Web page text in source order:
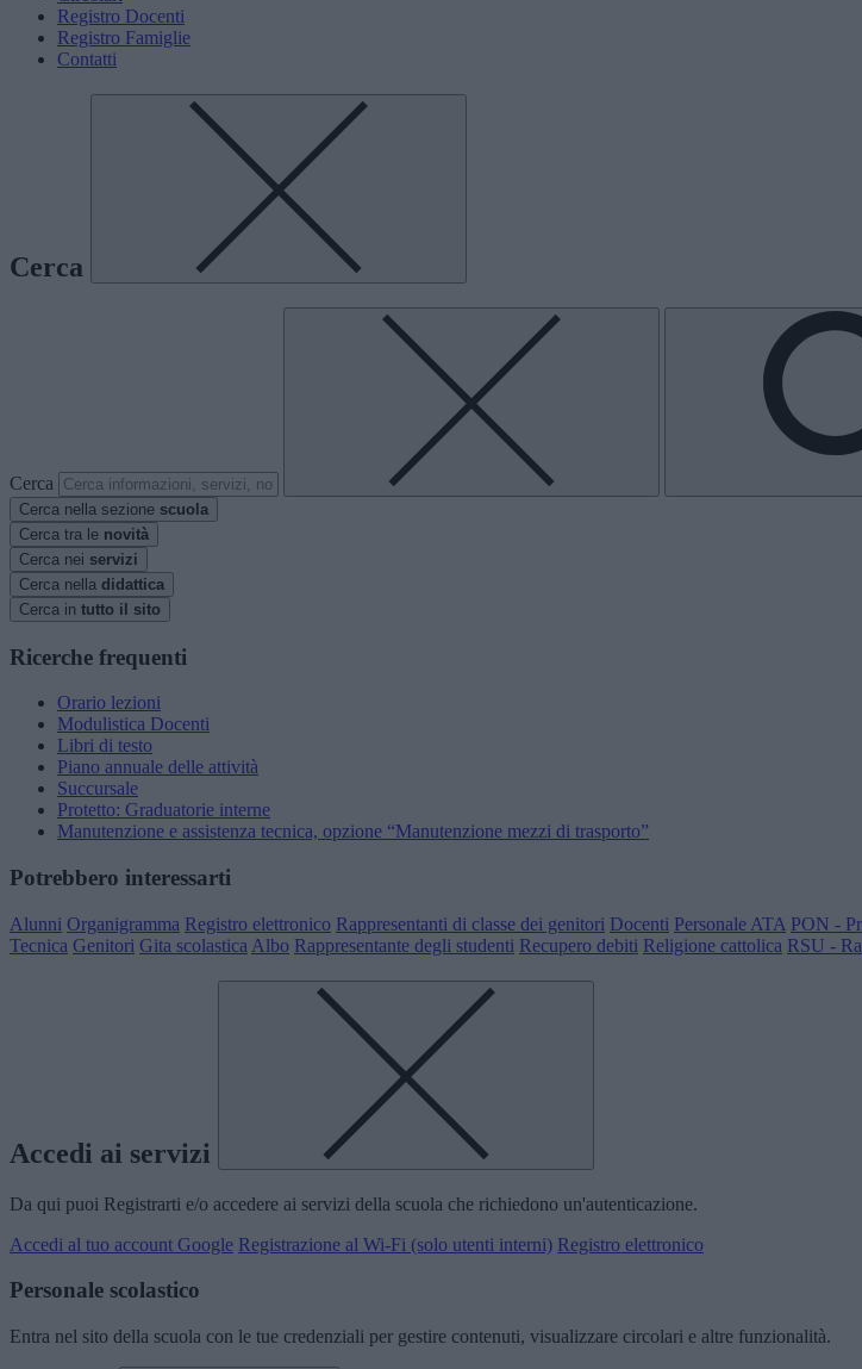
Registro Docenti
Registro Famiglie
Contatti
Cerca
Cerca
Cerca nella sezione scuola
Cerca tra le novità
Cerca nei servizi
Cerca nella didattica
Cerca in tutto il sito
Ricerche frequenti
Orario lezioni
Modulistica Docenti
Libri di testo
Piano annuale delle attività
Succursale
Protetto: Graduatorie interne
Manutenzione e assistenza tecnica, opzione “Manutenzione mezzi di trasporto”
Potrebbero interessarti
Alunni Organigramma Registro elettronico Rappresentanti di classe dei genitori Docenti Personale ATA PON -
Tecnica Genitori Gita scolastica Albo Rappresentante degli studenti Recupero debiti Religione cattolica RSU -
Accedi ai servizi
Da qui puoi Registrarti e/o accedere ai servizi della scuola che richiedono un'autenticazione.
Accedi al tuo account Google Registrazione al Wi-Fi (solo utenti interni) Registro elettronico
Personale scolastico
Entra nel sito della scuola con le tue credenziali per gestire contenuti, visualizzare circolari e altre funzionalità.